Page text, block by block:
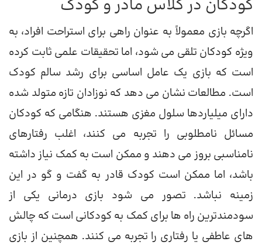
کودکان در کلاس مادر و کودک
اگرچه بازی معمولاً به عنوان راهی برای استراحت افراد، به
ویژه كودكان تلقی می شود، اما تحقیقات علمی ثابت كرده
است كه بازی یك عامل اساسی برای رشد سالم كودك
است. مطالعات نشان می دهد که نوزادان تازه متولد شده
دارای میلیاردها سلول مغزی هستند. هنگامی که کودکان
مسائل نامطلوبی را تجربه می کنند، اغلب رفتارهای
نامناسبی بروز می دهند و ممکن است به کمک نیاز داشته
باشد، اما ممکن است کودک قادر به گفت و گو در این
زمینه نباشد. تصور می شود بازی درمانی یکی از
سودمندترین راه ها برای کمک به کودکانی است که چالش
های عاطفی یا رفتاری را تجربه می کنند. همچنین از بازی